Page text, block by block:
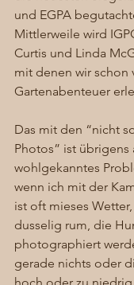
und EGPA
Mittlerweile wird
Curtis und Linda
mit denen wir schon
Gartenabenteuer
Das mit den “nicht
Photos” ist übrigens
wohlgekanntes
wenn ich mit der
ist oft mieses
dusselig rum, die
photographiert
gerade nichts oder